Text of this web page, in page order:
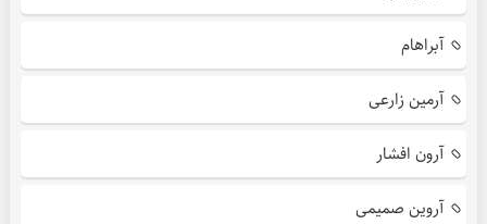
آبراهام
آرمین زارعی
آرون افشار
آروین صمیمی